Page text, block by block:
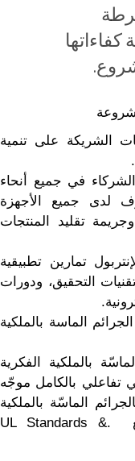
الشريكة على تنمية
في جميع أنحاء
لدى جميع الأجهزة
تقليد المنتجات
تمارين تطبيقية
التحقيق، ودورات
الماسة بالملكية
بالملكية الفكرية
تفاعلي بالكامل موجّه
الماسّة بالملكية
الفكرية. ويُقدَّم التدريب بالشراكة مع .UL Standards &